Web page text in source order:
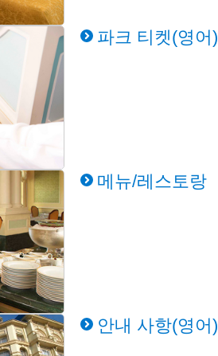
파크 티켓(영어)
메뉴/레스토랑
안내 사항(영어)